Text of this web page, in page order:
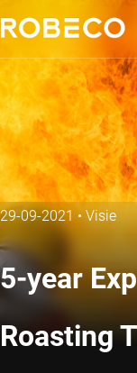
29-09-2021 • Visie
5-year
Roasting